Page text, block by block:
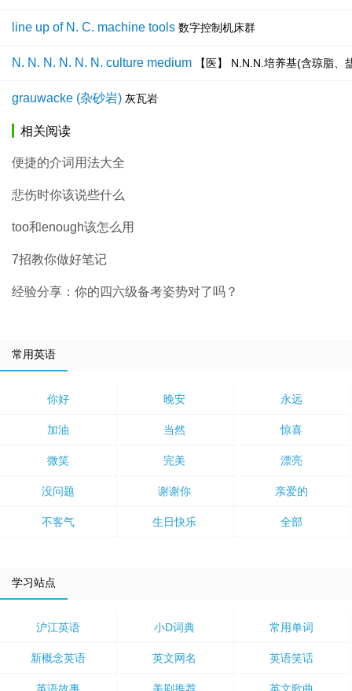
line up of N. C. machine tools 数字控制机床群
N. N. N. N. N. N. culture medium 【医】 N.N.N.培养基(含琼脂
grauwacke (杂砂岩) 灰瓦岩
相关阅读
便捷的介词用法大全
悲伤时你该说些什么
too和enough该怎么用
7招教你做好笔记
经验分享：你的四六级备考姿势对了吗？
常用英语
你好 晚安 永远
加油 当然 惊喜
微笑 完美 漂亮
没问题 谢谢你 亲爱的
不客气 生日快乐 全部
学习站点
沪江英语 小D词典 常用单词
新概念英语 英文网名 英语笑话